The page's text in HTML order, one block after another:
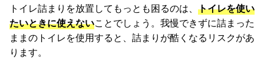
トイレ詰まりを放置してもっとも困るのは、 トイレを使い
たいときに使えないことでしょう。我慢できずに詰まった
ままのトイレを使用すると、詰まりが酷くなるリスクがあ
ります。